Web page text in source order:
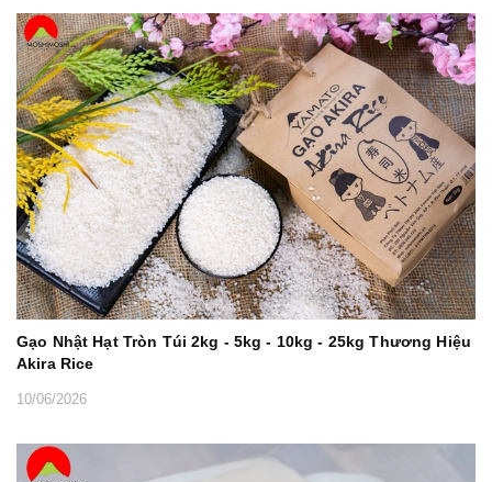
Gạo Nhật Hạt Tròn Túi 2kg - 5kg - 10kg - 25kg Thương Hiệu
Akira Rice
10/06/2026